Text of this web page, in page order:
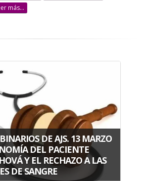
más...
DE AJS. 13 MARZO
DEL PACIENTE
Y EL RECHAZO A LAS
DE SANGRE